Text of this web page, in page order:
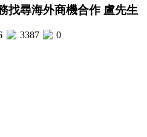
找尋海外商機合作 盧先生
3387 0